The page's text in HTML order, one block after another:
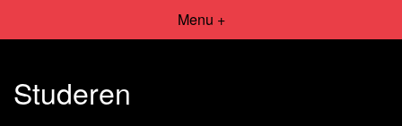
Menu +
Studeren